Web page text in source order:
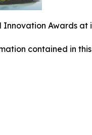
Innovation Awards
contained in